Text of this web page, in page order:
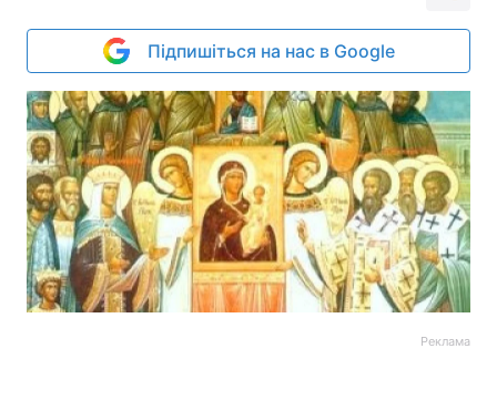
Підпишіться на нас в Google
Реклама